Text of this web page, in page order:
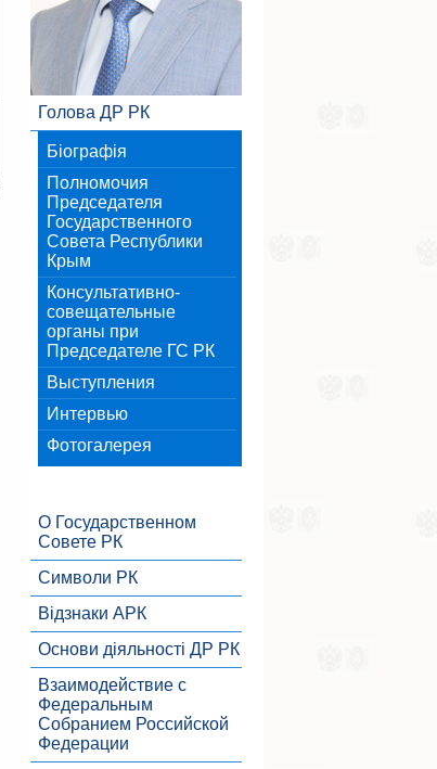
Голова ДР РК
Біографія
Полномочия
Председателя
Государственного
Совета Республики
Крым
Консультативно-
совещательные
органы при
Председателе ГС РК
Выступления
Интервью
Фотогалерея
О Государственном
Совете РК
Символи РК
Відзнаки АРК
Основи діяльності ДР РК
Взаимодействие с
Федеральным
Собранием Российской
Федерации